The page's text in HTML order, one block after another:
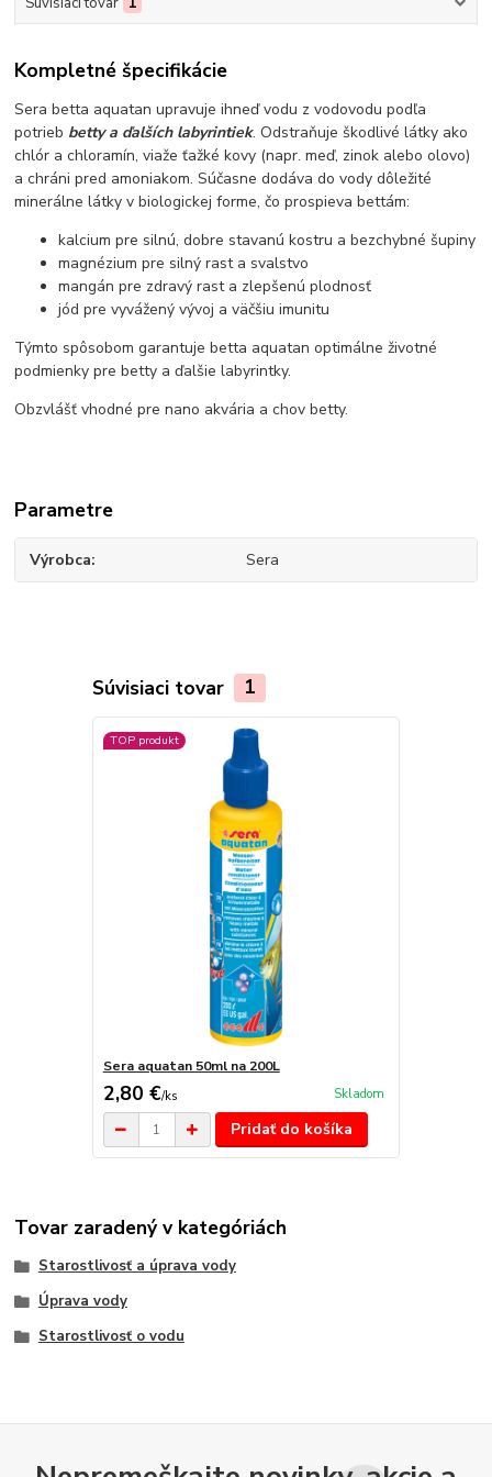
Kompletné špecifikácie
Sera betta aquatan upravuje ihneď vodu z vodovodu podľa
potrieb betty a ďalších labyrintiek. Odstraňuje škodlivé látky ako
chlór a chloramín, viaže ťažké kovy (napr. meď, zinok alebo olovo)
a chráni pred amoniakom. Súčasne dodáva do vody dôležité
minerálne látky v biologickej forme, čo prospieva bettám:
kalcium pre silnú, dobre stavanú kostru a bezchybné šupiny
magnézium pre silný rast a svalstvo
mangán pre zdravý rast a zlepšenú plodnosť
jód pre vyvážený vývoj a väčšiu imunitu
Týmto spôsobom garantuje betta aquatan optimálne životné
podmienky pre betty a ďalšie labyrintky.
Obzvlášť vhodné pre nano akvária a chov betty.
Parametre
Výrobca Sera
Súvisiaci tovar 1
TOP produkt
Sera aquatan 50ml na 200L
2,80 €/ks Skladom
Pridať do košíka
Tovar zaradený v kategóriách
Starostlivosť a úprava vody
Úprava vody
Starostlivosť o vodu